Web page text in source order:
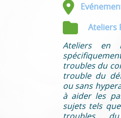
Ateliers
Ateliers en
troubles du
trouble du
ou sans
à aider les
sujets tels